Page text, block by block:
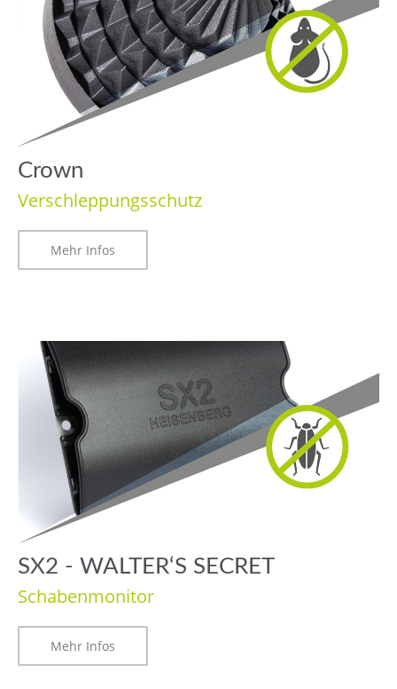
Crown
Verschleppungsschutz
Mehr Infos
SX2 - WALTER‘S SECRET
Schabenmonitor
Mehr Infos